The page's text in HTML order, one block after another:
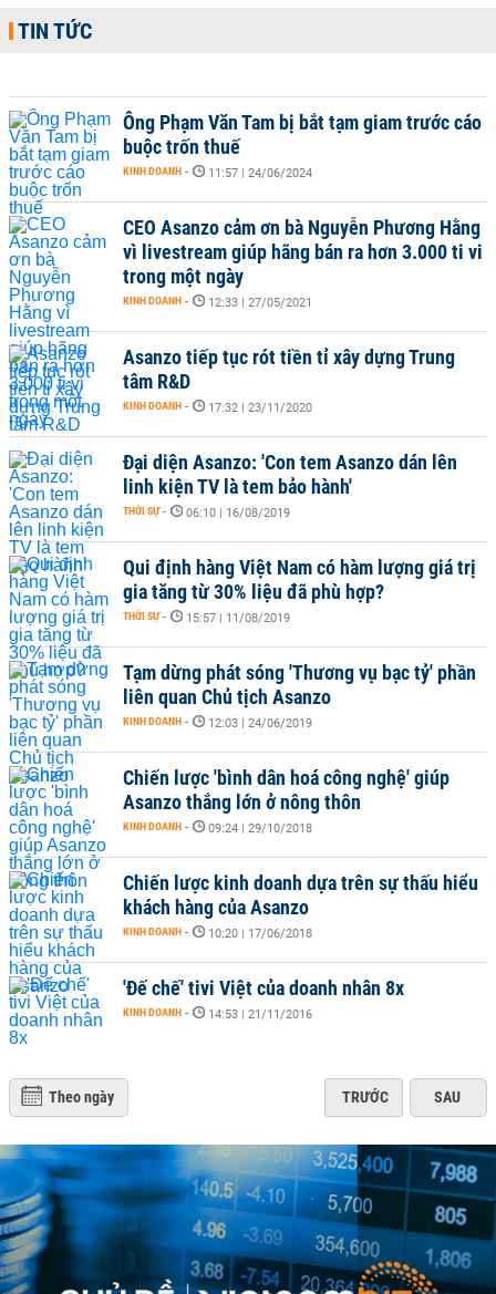
TIN TỨC
Ông Phạm Văn Tam bị bắt tạm giam trước cáo
buộc trốn thuế
KINH DOANH - 11:57 | 24/06/2024
CEO Asanzo cảm ơn bà Nguyễn Phương Hằng
vì livestream giúp hãng bán ra hơn 3.000 ti vi
trong một ngày
KINH DOANH - 12:33 | 27/05/2021
Asanzo tiếp tục rót tiền tỉ xây dựng Trung
tâm R&D
KINH DOANH - 17:32 | 23/11/2020
Đại diện Asanzo: 'Con tem Asanzo dán lên
linh kiện TV là tem bảo hành'
THỜI SỰ - 06:10 | 16/08/2019
Qui định hàng Việt Nam có hàm lượng giá trị
gia tăng từ 30% liệu đã phù hợp?
THỜI SỰ - 15:57 | 11/08/2019
Tạm dừng phát sóng 'Thương vụ bạc tỷ' phần
liên quan Chủ tịch Asanzo
KINH DOANH - 12:03 | 24/06/2019
Chiến lược 'bình dân hoá công nghệ' giúp
Asanzo thắng lớn ở nông thôn
KINH DOANH - 09:24 | 29/10/2018
Chiến lược kinh doanh dựa trên sự thấu hiểu
khách hàng của Asanzo
KINH DOANH - 10:20 | 17/06/2018
'Đế chế' tivi Việt của doanh nhân 8x
KINH DOANH - 14:53 | 21/11/2016
Theo ngày TRƯỚC SAU